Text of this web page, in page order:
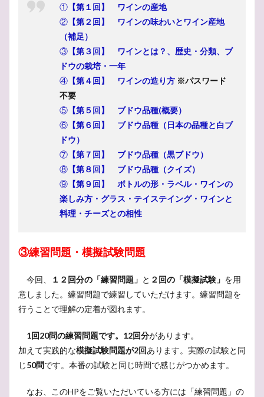
① 【第１回】 ワインの産地
② 【第２回】 ワインの味わいとワイン産地
（補足）
③ 【第３回】 ワインとは？、歴史・分類、ブ
ドウの栽培・一年
④ 【第４回】 ワインの造り方 ※パスワード
不要
⑤ 【第５回】 ブドウ品種(概要）
⑥ 【第６回】 ブドウ品種（日本の品種と白ブ
ドウ）
⑦ 【第７回】 ブドウ品種（黒ブドウ）
⑧ 【第８回】 ブドウ品種（クイズ）
⑨ 【第９回】 ボトルの形・ラベル・ワインの
楽しみ方・グラス・テイステイング・ワインと
料理・チーズとの相性
③練習問題・模擬試験問題
今回、 １２回分の「練習問題」 と ２回の「模擬試験」 を用
意しました。練習問題で練習していただけます。練習問題を
行うことで理解の定着が図れます。
1回20問の練習問題です。12回分があります。
加えて実践的な模擬試験問題が2回あります。実際の試験と同
じ50問です。本番の試験と同じ時間で感じがつかめます。
なお、このHPをご覧いただいている方には「練習問題」の